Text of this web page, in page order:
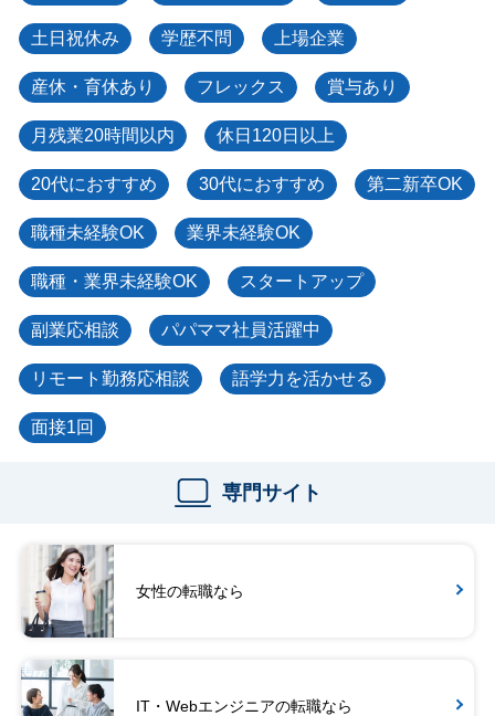
土日祝休み 学歴不問 上場企業
産休・育休あり フレックス 賞与あり
月残業20時間以内 休日120日以上
20代におすすめ 30代におすすめ 第二新卒OK
職種未経験OK 業界未経験OK
職種・業界未経験OK スタートアップ
副業応相談 パパママ社員活躍中
リモート勤務応相談 語学力を活かせる
面接1回
専門サイト
女性の転職なら
IT・Webエンジニアの転職なら